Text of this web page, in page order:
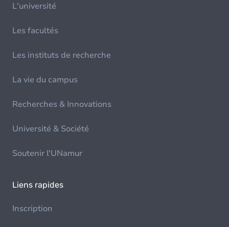
L'université
Les facultés
Les instituts de recherche
La vie du campus
Recherches & Innovations
Université & Société
Soutenir l'UNamur
Liens rapides
Inscription